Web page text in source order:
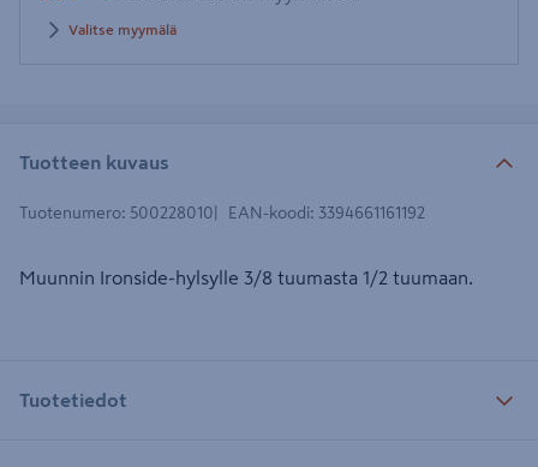
Valitse myymälä
Tuotteen kuvaus
Tuotenumero: 500228010 EAN-koodi: 3394661161192
Muunnin Ironside-hylsylle 3/8 tuumasta 1/2 tuumaan.
Tuotetiedot